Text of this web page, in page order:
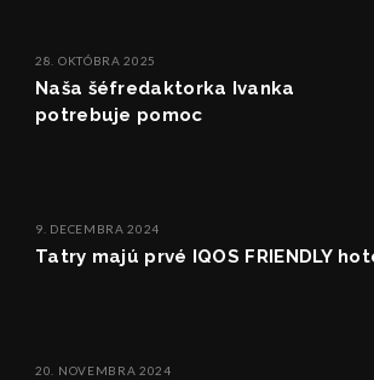
28. OKTÓBRA 2025
Naša šéfredaktorka Ivanka
potrebuje pomoc
9. DECEMBRA 2024
Tatry majú prvé IQOS FRIENDLY
20. NOVEMBRA 2024